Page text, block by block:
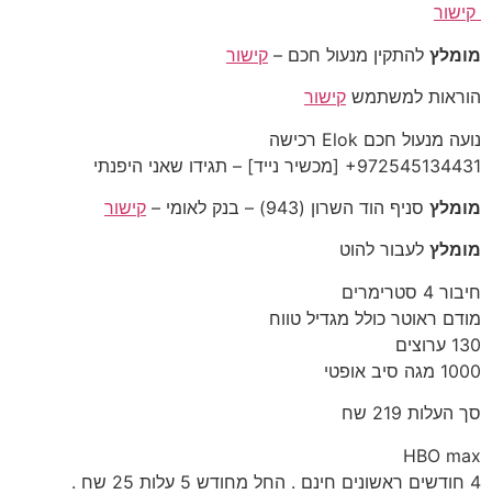
קישור
מומלץ להתקין מנעול חכם – קישור
הוראות למשתמש קישור
נועה מנעול חכם Elok רכישה
‎+972545134431‎ [מכשיר נייד] – תגידו שאני היפנתי
מומלץ סניף הוד השרון (943) – בנק לאומי –
קישור
מומלץ לעבור להוט
חיבור 4 סטרימרים
מודם ראוטר כולל מגדיל טווח
130 ערוצים
1000 מגה סיב אופטי
סך העלות 219 שח
HBO max
4 חודשים ראשונים חינם . החל מחודש 5 עלות 25 שח .